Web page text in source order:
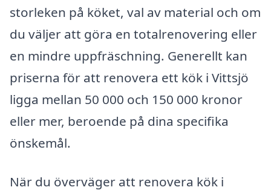
storleken på köket, val av material och om
du väljer att göra en totalrenovering eller
en mindre uppfräschning. Generellt kan
priserna för att renovera ett kök i Vittsjö
ligga mellan 50 000 och 150 000 kronor
eller mer, beroende på dina specifika
önskemål.
När du överväger att renovera kök i